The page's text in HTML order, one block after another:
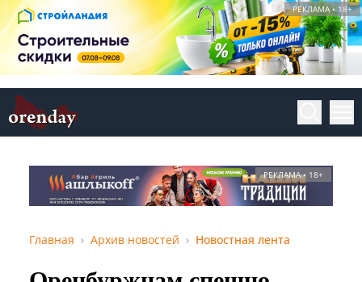
РЕКЛАМА • 18+
РЕКЛАМА • 18+
Главная Архив новостей Новостная лента